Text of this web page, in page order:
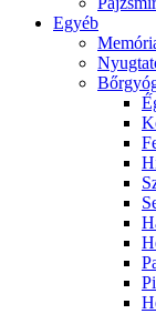
Egyéb